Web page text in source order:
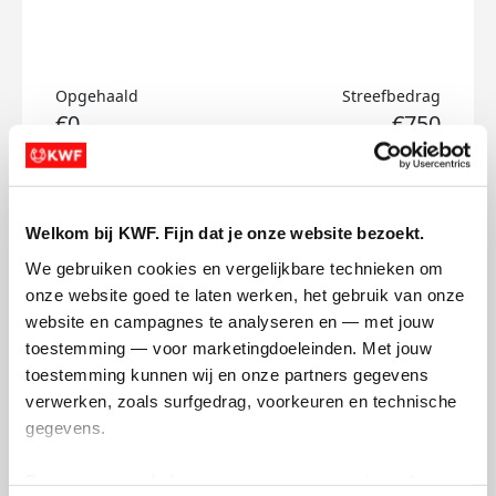
Welkom bij KWF. Fijn dat je onze website bezoekt.
We gebruiken cookies en vergelijkbare technieken om
onze website goed te laten werken, het gebruik van onze
website en campagnes te analyseren en — met jouw
toestemming — voor marketingdoeleinden. Met jouw
toestemming kunnen wij en onze partners gegevens
verwerken, zoals surfgedrag, voorkeuren en technische
gegevens.
Opgehaald
€0
Streefbedrag
€750
Doneer
Paul's badges